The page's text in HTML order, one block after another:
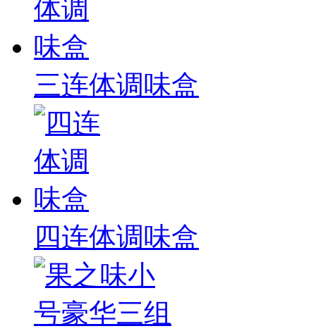
三连体调味盒
四连体调味盒